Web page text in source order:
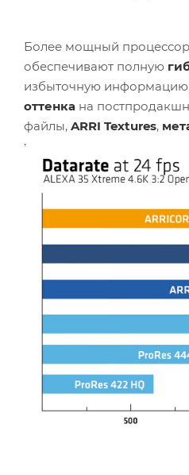
Более мощный процессор
обеспечивают полную
избыточную информацию,
оттенка на
файлы, ARRI Textures,
генерацию прокси-